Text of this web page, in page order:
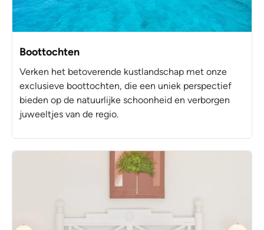
Boottochten
Verken het betoverende kustlandschap met onze
exclusieve boottochten, die een uniek perspectief
bieden op de natuurlijke schoonheid en verborgen
juweeltjes van de regio.